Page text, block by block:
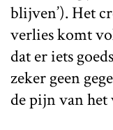
blijven’). Het
verlies komt
dat er iets
zeker geen
de pijn van het